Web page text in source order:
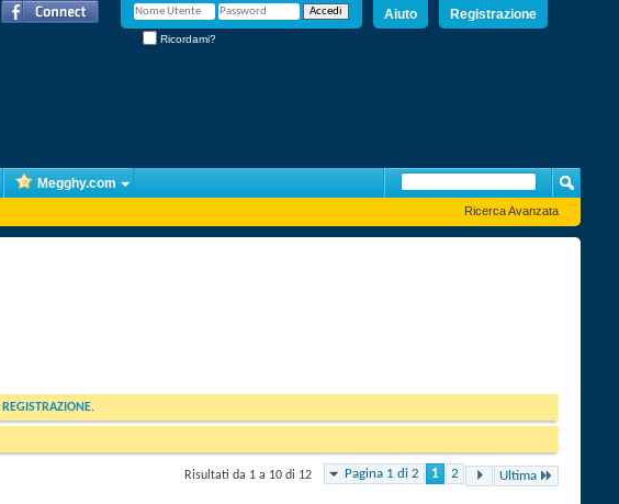
Registrazione
Aiuto
Ricordami?
Megghy.com
Ricerca Avanzata
REGISTRAZIONE.
Pagina 1 di 2 1 2 Ultima
Risultati da 1 a 10 di 12